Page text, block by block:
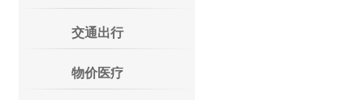
交通出行
物价医疗